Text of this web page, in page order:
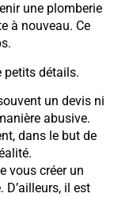
une plomberie
à nouveau. Ce
petits détails.
un devis ni
abusive.
dans le but de
vous créer un
D’ailleurs, il est